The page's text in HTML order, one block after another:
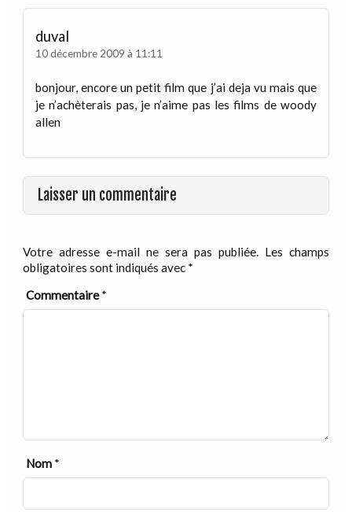
duval
10 décembre 2009 à 11:11
bonjour, encore un petit film que j’ai deja vu mais que
je n’achèterais pas, je n’aime pas les films de woody
allen
Laisser un commentaire
Votre adresse e-mail ne sera pas publiée. Les champs
obligatoires sont indiqués avec *
Commentaire*
Nom *